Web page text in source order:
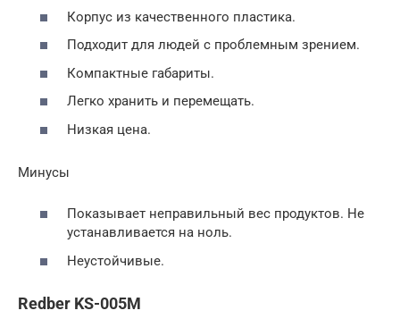
Корпус из качественного пластика.
Подходит для людей с проблемным зрением.
Компактные габариты.
Легко хранить и перемещать.
Низкая цена.
Минусы
Показывает неправильный вес продуктов. Не
устанавливается на ноль.
Неустойчивые.
Redber KS-005М